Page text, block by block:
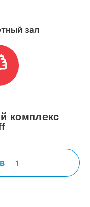
зал
комплекс
1